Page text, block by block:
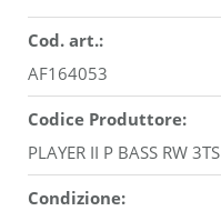
Cod. art.:
AF164053
Codice Produttore:
PLAYER II P BASS RW 3TS
Condizione: